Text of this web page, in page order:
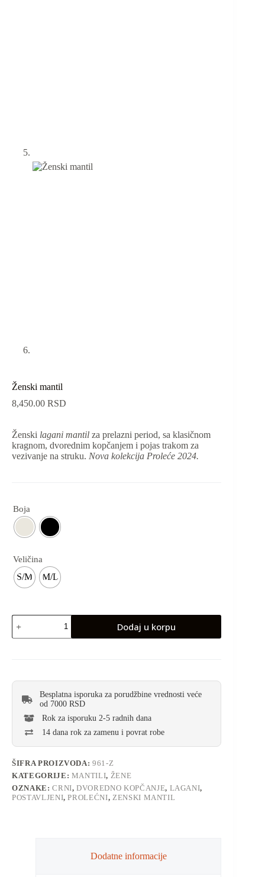
Ženski mantil
8,450.00 RSD
Ženski lagani mantil za prelazni period, sa klasičnom
kragnom, dvorednim kopčanjem i pojas trakom za
vezivanje na struku. Nova kolekcija Proleće 2024.
Boja
Veličina
S/M M/L
Dodaj u korpu
Besplatna isporuka za porudžbine vrednosti veće
od 7000 RSD
Rok za isporuku 2-5 radnih dana
14 dana rok za zamenu i povrat robe
ŠIFRA PROIZVODA:961-Z
KATEGORIJE: MANTILI, ŽENE
OZNAKE:CRNI,DVOREDNO KOPČANJE, LAGANI,
POSTAVLJENI,PROLEĆNI, ZENSKI MANTIL
Dodatne informacije